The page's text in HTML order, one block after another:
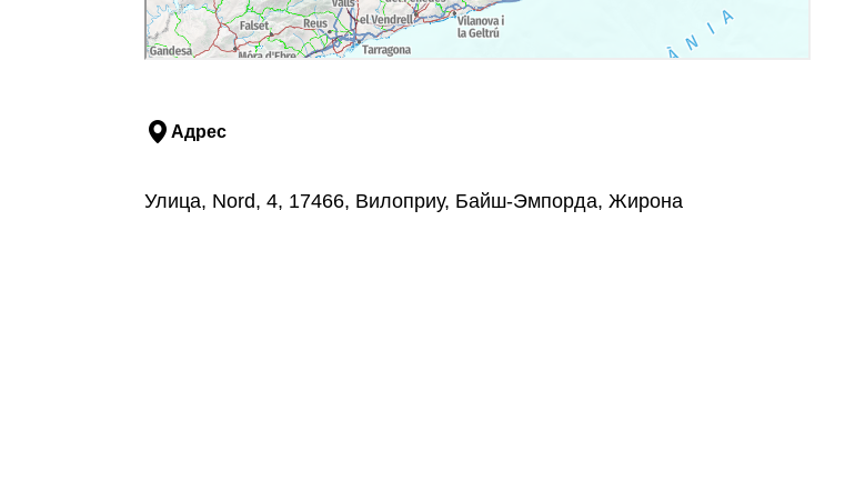
Адрес
Улица, Nord, 4, 17466, Вилоприу, Байш-Эмпорда, Жирона